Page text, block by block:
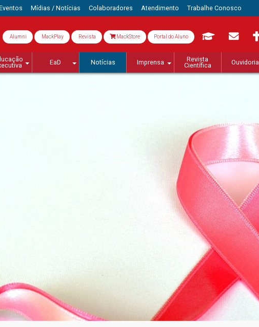
Mídias / Notícias Colaboradores Atendimento Trabalhe Conosco
Alumni MackPlay Revista MackStore Portal do Aluno
EaD Notícias Imprensa
Revista
Científica
Ouvidoria